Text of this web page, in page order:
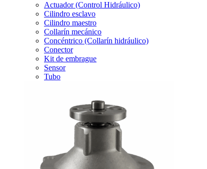
Actuador (Control Hidráulico)
Cilindro esclavo
Cilindro maestro
Collarín mecánico
Concéntrico (Collarín hidráulico)
Conector
Kit de embrague
Sensor
Tubo